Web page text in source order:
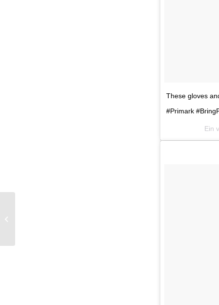
These gloves
#Primark
Ein